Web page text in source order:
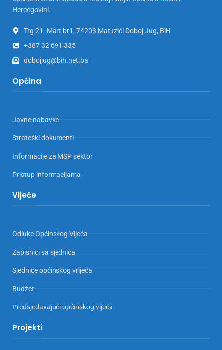
Hercegovini.
Trg 21. Mart br1, 74203 Matuzići Doboj Jug, BiH
+387 32 691 335
dobojjug@bih.net.ba
Općina
Javne nabavke
Strateški dokumenti
Informacije za MSP sektor
Pristup informacijama
Vijeće
Odluke Općinskog Vijeća
Zapisnici sa sjednica
Sjednice općinskog vrijeća
Budžet
Predsjedavajući općinskog vijeća
Projekti